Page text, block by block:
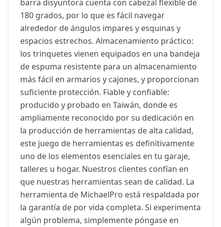
barra disyuntora cuenta con cabezal flexible de
180 grados, por lo que es fácil navegar
alrededor de ángulos impares y esquinas y
espacios estrechos. Almacenamiento práctico:
los trinquetes vienen equipados en una bandeja
de espuma resistente para un almacenamiento
más fácil en armarios y cajones, y proporcionan
suficiente protección. Fiable y confiable:
producido y probado en Taiwán, donde es
ampliamente reconocido por su dedicación en
la producción de herramientas de alta calidad,
este juego de herramientas es definitivamente
uno de los elementos esenciales en tu garaje,
talleres u hogar. Nuestros clientes confían en
que nuestras herramientas sean de calidad. La
herramienta de MichaelPro está respaldada por
la garantía de por vida completa. Si experimenta
algún problema, simplemente póngase en